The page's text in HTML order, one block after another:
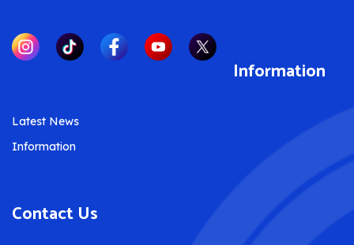
Information
Latest News
Information
Contact Us